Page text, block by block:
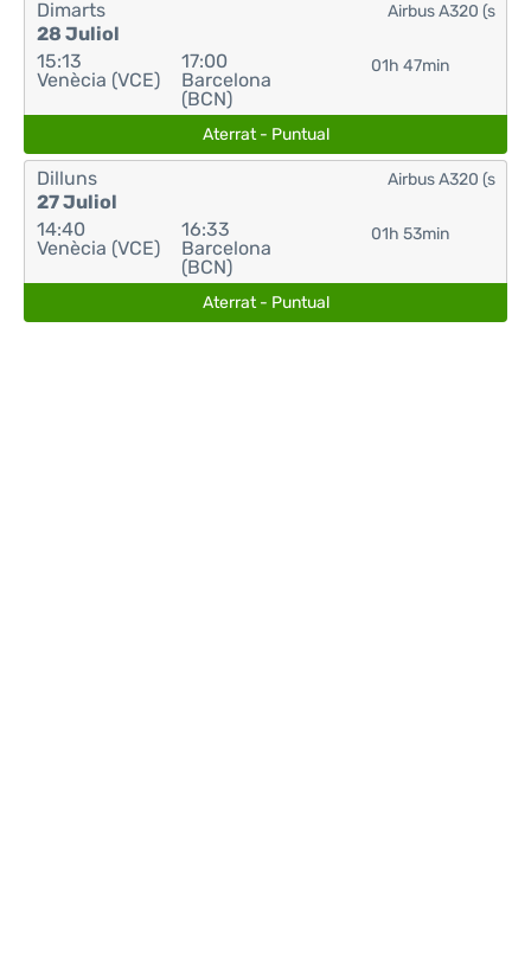
Dimarts
28 Juliol
15:13
Venècia (VCE)
17:00
Barcelona
(BCN)
01h 47min
Airbus A320 (s
Aterrat - Puntual
Dilluns
27 Juliol
14:40
Venècia (VCE)
16:33
Barcelona
(BCN)
01h 53min
Airbus A320 (s
Aterrat - Puntual